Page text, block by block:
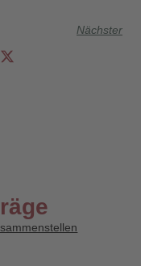
Nächster